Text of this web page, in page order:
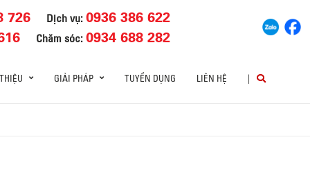
726 Dịch vụ:0936 386 622
Chăm sóc:0934 688 282
GIẢI PHÁP TUYỂN DỤNG LIÊN HỆ |